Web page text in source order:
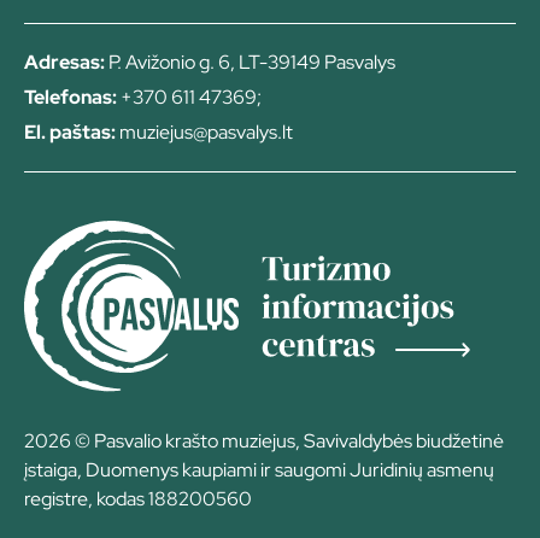
Adresas:P. Avižonio g. 6, LT-39149 Pasvalys
Telefonas:+370 611 47369;
El. paštas:muziejus@pasvalys.lt
2026 © Pasvalio krašto muziejus, Savivaldybės biudžetinė
įstaiga, Duomenys kaupiami ir saugomi Juridinių asmenų
registre, kodas 188200560